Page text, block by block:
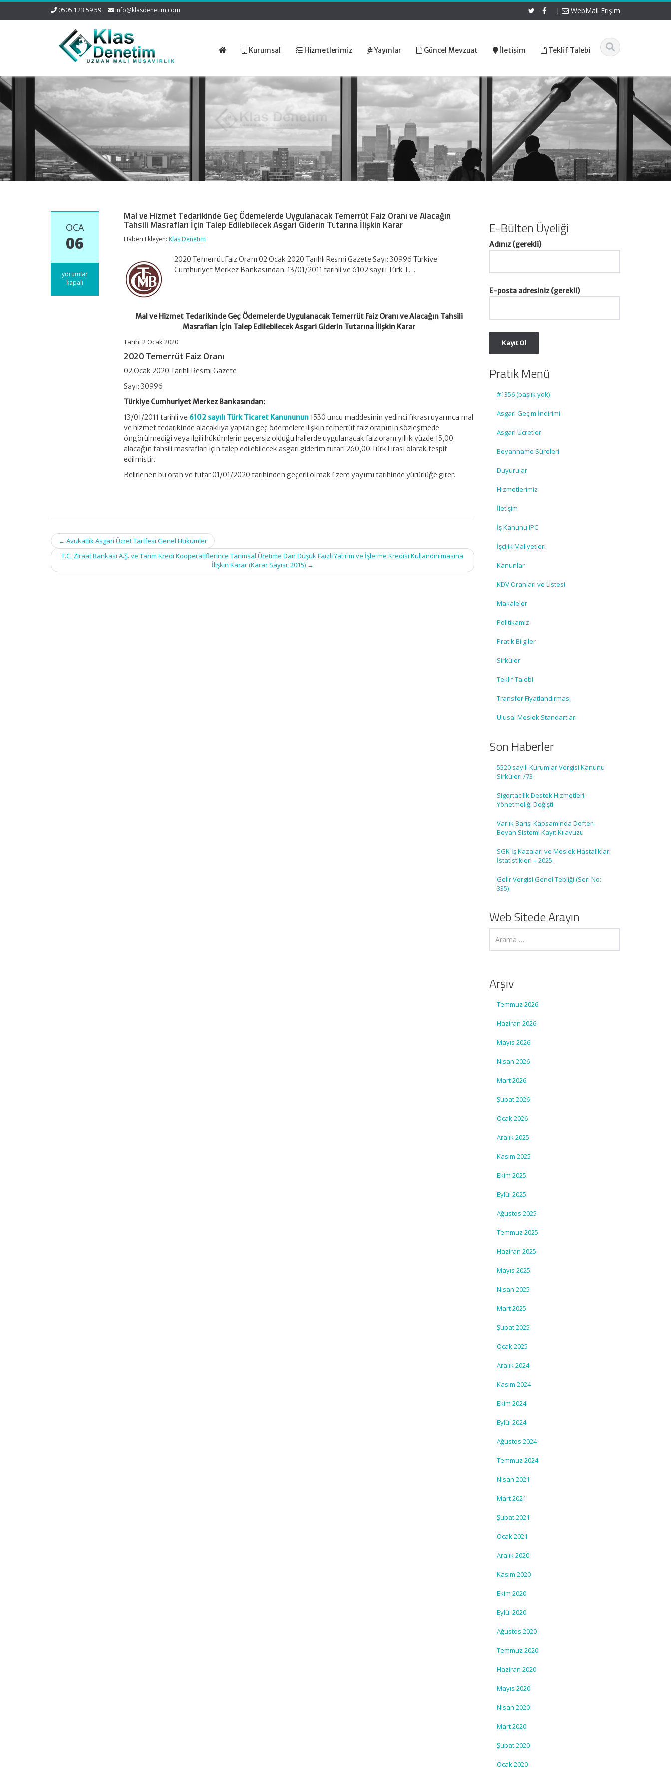
0505 123 59 59 info@klasdenetim.com | WebMail Erişim
Kurumsal Hizmetlerimiz Yayınlar Güncel Mevzuat İletişim Teklif Talebi
OCA
06
Mal
ve
yorumlar
kapalı
Mal ve Hizmet Tedarikinde Geç Ödemelerde Uygulanacak Temerrüt Faiz Oranı ve Alacağın
Tahsili Masrafları İçin Talep Edilebilecek Asgari Giderin Tutarına İlişkin Karar
Haberi Ekleyen:Klas Denetim
2020 Temerrüt Faiz Oranı 02 Ocak 2020 Tarihli Resmi Gazete Sayı: 30996 Türkiye
Cumhuriyet Merkez Bankasından: 13/01/2011 tarihli ve 6102 sayılı Türk T…
Mal ve Hizmet Tedarikinde Geç Ödemelerde Uygulanacak Temerrüt Faiz Oranı ve Alacağın Tahsili
Masrafları İçin Talep Edilebilecek Asgari Giderin Tutarına İlişkin Karar
Tarih: 2 Ocak 2020
2020 Temerrüt Faiz Oranı
02 Ocak 2020 Tarihli Resmi Gazete
Sayı: 30996
Türkiye Cumhuriyet Merkez Bankasından:
13/01/2011 tarihli ve 6102 sayılı Türk Ticaret Kanununun 1530 uncu maddesinin yedinci fıkrası uyarınca mal
ve hizmet tedarikinde alacaklıya yapılan geç ödemelere ilişkin temerrüt faiz oranının sözleşmede
öngörülmediği veya ilgili hükümlerin geçersiz olduğu hallerde uygulanacak faiz oranı yıllık yüzde 15,00
alacağın tahsili masrafları için talep edilebilecek asgari giderim tutarı 260,00 Türk Lirası olarak tespit
edilmiştir.
Belirlenen bu oran ve tutar 01/01/2020 tarihinden geçerli olmak üzere yayımı tarihinde yürürlüğe girer.
Post
navigation
← Avukatlık Asgari Ücret Tarifesi Genel Hükümler
T.C. Ziraat Bankası A.Ş. ve Tarım Kredi Kooperatiflerince Tarımsal Üretime Dair Düşük Faizli Yatırım ve İşletme Kredisi Kullandırılmasına
İlişkin Karar (Karar Sayısı: 2015) →
E-Bülten Üyeliği
Adınız (gerekli)
E-posta adresiniz (gerekli)
Pratik Menü
#1356 (başlık yok)
Asgari Geçim İndirimi
Asgari Ücretler
Beyanname Süreleri
Duyurular
Hizmetlerimiz
İletişim
İş Kanunu IPC
İşçilik Maliyetleri
Kanunlar
KDV Oranları ve Listesi
Makaleler
Politikamız
Pratik Bilgiler
Sirküler
Teklif Talebi
Transfer Fiyatlandırması
Ulusal Meslek Standartları
Son Haberler
5520 sayılı Kurumlar Vergisi Kanunu
Sirküleri /73
Sigortacılık Destek Hizmetleri
Yönetmeliği Değişti
Varlık Barışı Kapsamında Defter-
Beyan Sistemi Kayıt Kılavuzu
SGK İş Kazaları ve Meslek Hastalıkları
İstatistikleri – 2025
Gelir Vergisi Genel Tebliği (Seri No:
335)
Web Sitede Arayın
Arşiv
Temmuz 2026
Haziran 2026
Mayıs 2026
Nisan 2026
Mart 2026
Şubat 2026
Ocak 2026
Aralık 2025
Kasım 2025
Ekim 2025
Eylül 2025
Ağustos 2025
Temmuz 2025
Haziran 2025
Mayıs 2025
Nisan 2025
Mart 2025
Şubat 2025
Ocak 2025
Aralık 2024
Kasım 2024
Ekim 2024
Eylül 2024
Ağustos 2024
Temmuz 2024
Nisan 2021
Mart 2021
Şubat 2021
Ocak 2021
Aralık 2020
Kasım 2020
Ekim 2020
Eylül 2020
Ağustos 2020
Temmuz 2020
Haziran 2020
Mayıs 2020
Nisan 2020
Mart 2020
Şubat 2020
Ocak 2020